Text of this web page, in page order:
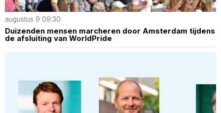
augustus 9 09:30
Duizenden mensen marcheren door Amsterdam tijdens
de afsluiting van WorldPride